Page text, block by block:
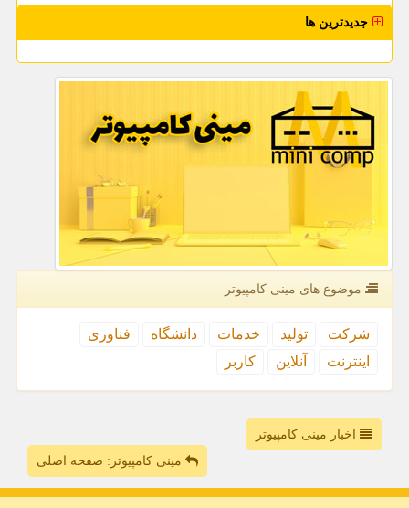
جدیدترین ها
موضوع های مینی كامپیوتر
شركت تولید خدمات دانشگاه
فناوری
اینترنت
آنلاین كاربر
اخبار مینی کامپیوتر
مینی کامپیوتر: صفحه اصلی